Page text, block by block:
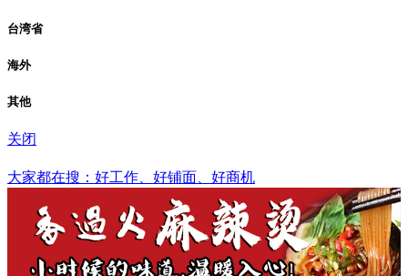
台湾省
海外
其他
关闭
大家都在搜：好工作、好铺面、好商机